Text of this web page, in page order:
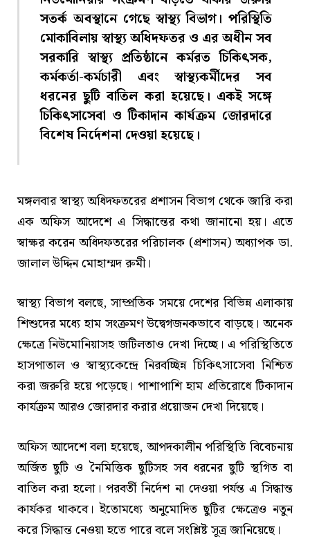
সতর্ক অবস্থানে গেছে স্বাস্থ্য বিভাগ। পরিস্থিতি
মোকাবিলায় স্বাস্থ্য অধিদফতর ও এর অধীন সব
সরকারি স্বাস্থ্য প্রতিষ্ঠানে কর্মরত চিকিৎসক,
কর্মকর্তা-কর্মচারী এবং স্বাস্থ্যকর্মীদের সব
ধরনের ছুটি বাতিল করা হয়েছে। একই সঙ্গে
চিকিৎসাসেবা ও টিকাদান কার্যক্রম জোরদারে
বিশেষ নির্দেশনা দেওয়া হয়েছে।
মঙ্গলবার স্বাস্থ্য অধিদফতরের প্রশাসন বিভাগ থেকে জারি করা
এক অফিস আদেশে এ সিদ্ধান্তের কথা জানানো হয়। এতে
স্বাক্ষর করেন অধিদফতরের পরিচালক (প্রশাসন) অধ্যাপক ডা.
জালাল উদ্দিন মোহাম্মদ রুমী।
স্বাস্থ্য বিভাগ বলছে, সাম্প্রতিক সময়ে দেশের বিভিন্ন এলাকায়
শিশুদের মধ্যে হাম সংক্রমণ উদ্বেগজনকভাবে বাড়ছে। অনেক
ক্ষেত্রে নিউমোনিয়াসহ জটিলতাও দেখা দিচ্ছে। এ পরিস্থিতিতে
হাসপাতাল ও স্বাস্থ্যকেন্দ্রে নিরবচ্ছিন্ন চিকিৎসাসেবা নিশ্চিত
করা জরুরি হয়ে পড়েছে। পাশাপাশি হাম প্রতিরোধে টিকাদান
কার্যক্রম আরও জোরদার করার প্রয়োজন দেখা দিয়েছে।
অফিস আদেশে বলা হয়েছে, আপদকালীন পরিস্থিতি বিবেচনায়
অর্জিত ছুটি ও নৈমিত্তিক ছুটিসহ সব ধরনের ছুটি স্থগিত বা
বাতিল করা হলো। পরবর্তী নির্দেশ না দেওয়া পর্যন্ত এ সিদ্ধান্ত
কার্যকর থাকবে। ইতোমধ্যে অনুমোদিত ছুটির ক্ষেত্রেও নতুন
করে সিদ্ধান্ত নেওয়া হতে পারে বলে সংশ্লিষ্ট সূত্র জানিয়েছে।